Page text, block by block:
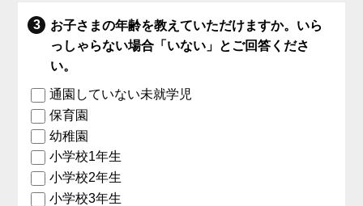
お子さまの年齢を教えていただけますか。いら
っしゃらない場合「いない」とご回答くださ
い。
通園していない未就学児
保育園
幼稚園
小学校1年生
小学校2年生
小学校3年生